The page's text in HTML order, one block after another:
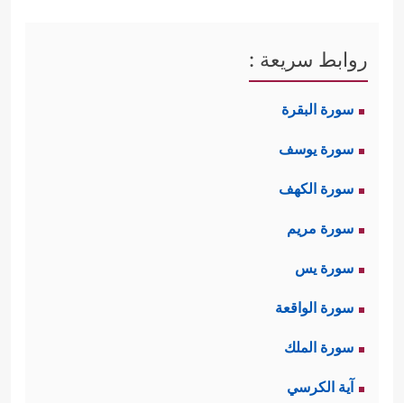
روابط سريعة :
سورة البقرة
سورة يوسف
سورة الكهف
سورة مريم
سورة يس
سورة الواقعة
سورة الملك
آية الكرسي